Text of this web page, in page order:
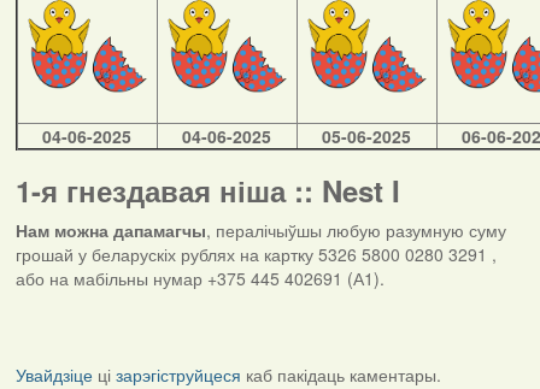
04-06-2025 04-06-2025 05-06-2025 06-06-
1-я гнездавая ніша :: Nest I
Нам можна дапамагчы, пералічыўшы любую разумную суму
грошай у беларускіх рублях на картку 5326 5800 0280 3291 ,
або на мабільны нумар +375 445 402691 (А1).
Увайдзіцеці зарэгіструйцеся каб пакідаць каментары.